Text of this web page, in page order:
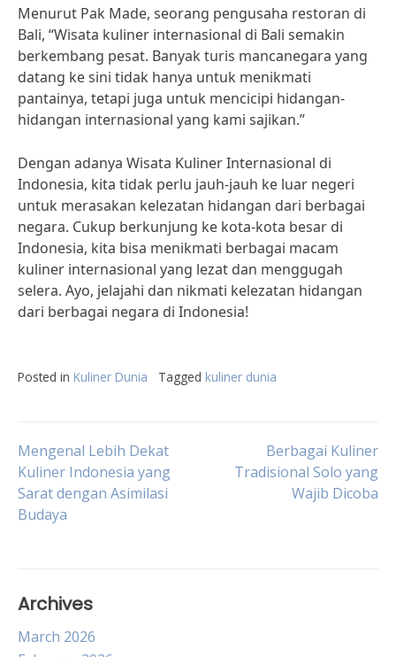
Menurut Pak Made, seorang pengusaha restoran di
Bali, “Wisata kuliner internasional di Bali semakin
berkembang pesat. Banyak turis mancanegara yang
datang ke sini tidak hanya untuk menikmati
pantainya, tetapi juga untuk mencicipi hidangan-
hidangan internasional yang kami sajikan.”
Dengan adanya Wisata Kuliner Internasional di
Indonesia, kita tidak perlu jauh-jauh ke luar negeri
untuk merasakan kelezatan hidangan dari berbagai
negara. Cukup berkunjung ke kota-kota besar di
Indonesia, kita bisa menikmati berbagai macam
kuliner internasional yang lezat dan menggugah
selera. Ayo, jelajahi dan nikmati kelezatan hidangan
dari berbagai negara di Indonesia!
Posted in Kuliner Dunia Tagged kuliner dunia
Post
navigation
Mengenal Lebih Dekat
Kuliner Indonesia yang
Sarat dengan Asimilasi
Budaya
Berbagai Kuliner
Tradisional Solo yang
Wajib Dicoba
Archives
March 2026